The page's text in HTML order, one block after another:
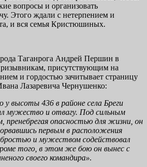
вопросы и организовать
Этого ждали с нетерпением и
и вся семья Кристюшиных.
Таганрога Андрей Першин в
присутствующим на
и гордостью зачитывает страницу
Лазаревича Чернушенко:
высоты 436 в районе села Бреги
мужество и отвагу. Под сильным
пренебрегая опасностью для жизни, он
первым в расположения
и мужеством содействовал
того, в этом же бою он вынес с
своего командира».